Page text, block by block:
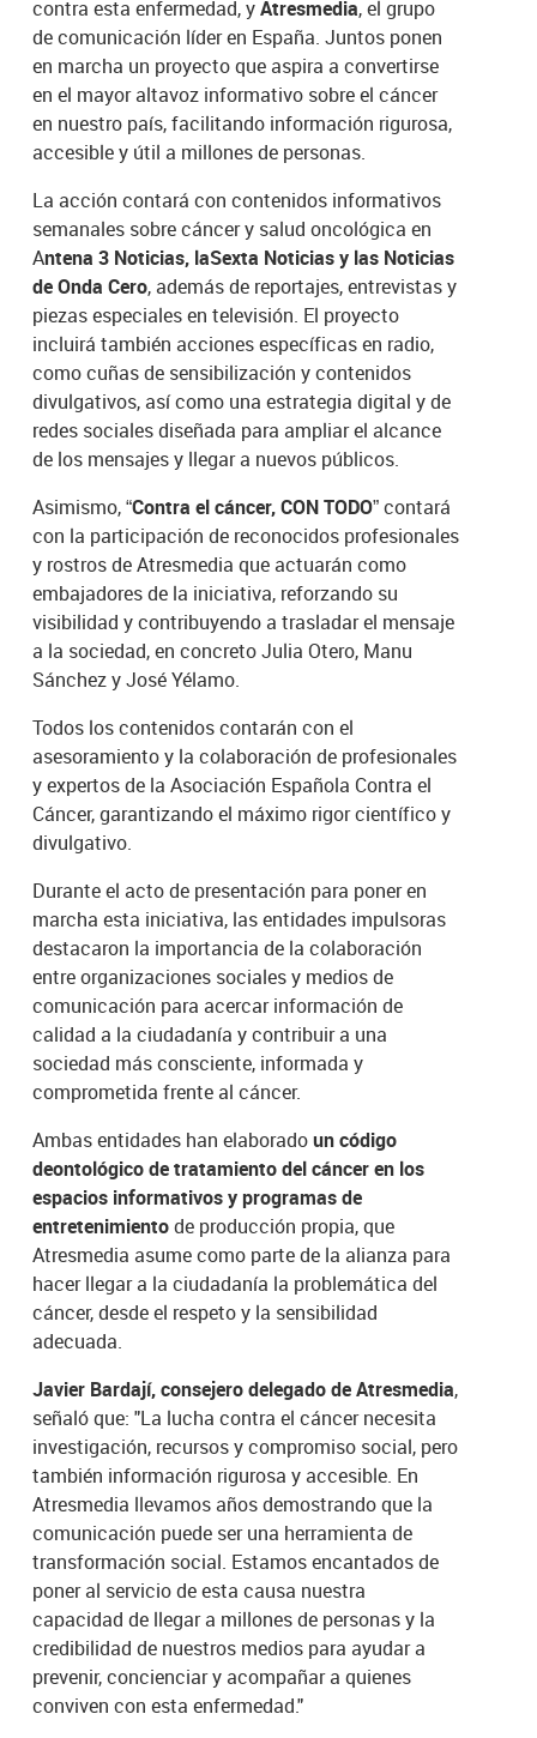
contra esta enfermedad, yAtresmedia, el grupo
de comunicación líder en España. Juntos ponen
en marcha un proyecto que aspira a convertirse
en el mayor altavoz informativo sobre el cáncer
en nuestro país, facilitando información rigurosa,
accesible y útil a millones de personas.
La acción contará con contenidos informativos
semanales sobre cáncer y salud oncológica en
Antena 3 Noticias, laSexta Noticias y las Noticias
de Onda Cero, además de reportajes, entrevistas y
piezas especiales en televisión. El proyecto
incluirá también acciones específicas en radio,
como cuñas de sensibilización y contenidos
divulgativos, así como una estrategia digital y de
redes sociales diseñada para ampliar el alcance
de los mensajes y llegar a nuevos públicos.
Asimismo,“Contra el cáncer, CON TODO”contará
con la participación de reconocidos profesionales
y rostros de Atresmedia que actuarán como
embajadores de la iniciativa, reforzando su
visibilidad y contribuyendo a trasladar el mensaje
a la sociedad, en concreto Julia Otero, Manu
Sánchez y José Yélamo.
Todos los contenidos contarán con el
asesoramiento y la colaboración de profesionales
y expertos de la Asociación Española Contra el
Cáncer, garantizando el máximo rigor científico y
divulgativo.
Durante el acto de presentación para poner en
marcha esta iniciativa, las entidades impulsoras
destacaron la importancia de la colaboración
entre organizaciones sociales y medios de
comunicación para acercar información de
calidad a la ciudadanía y contribuir a una
sociedad más consciente, informada y
comprometida frente al cáncer.
Ambas entidades han elaboradoun código
deontológico de tratamiento del cáncer en los
espacios informativos y programas de
entretenimientode producción propia, que
Atresmedia asume como parte de la alianza para
hacer llegar a la ciudadanía la problemática del
cáncer, desde el respeto y la sensibilidad
adecuada.
Javier Bardají, consejero delegado de Atresmedia,
señaló que: "La lucha contra el cáncer necesita
investigación, recursos y compromiso social, pero
también información rigurosa y accesible. En
Atresmedia llevamos años demostrando que la
comunicación puede ser una herramienta de
transformación social. Estamos encantados de
poner al servicio de esta causa nuestra
capacidad de llegar a millones de personas y la
credibilidad de nuestros medios para ayudar a
prevenir, concienciar y acompañar a quienes
conviven con esta enfermedad."